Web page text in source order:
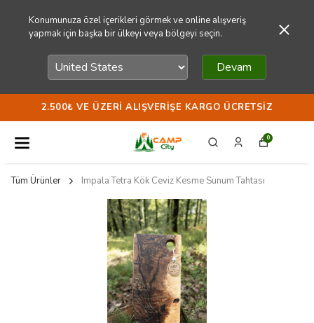
Konumunuza özel içerikleri görmek ve online alışveriş
yapmak için başka bir ülkeyi veya bölgeyi seçin.
Devam
2.500₺ VE ÜZERI ALIŞVERIŞE KARGO ÜCRETSIZ
0
Tüm Ürünler Impala Tetra Kök Ceviz Kesme Sunum Tahtası